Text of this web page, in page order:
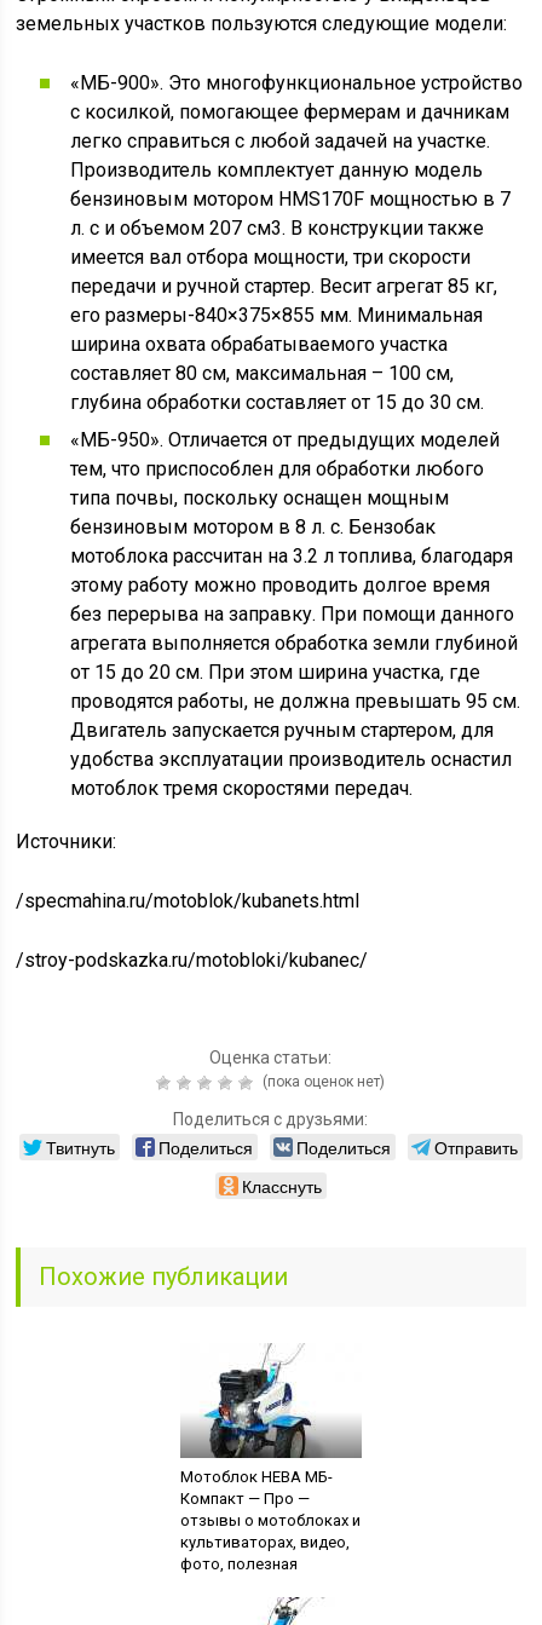
земельных участков пользуются следующие модели:
«МБ-900». Это многофункциональное устройство
с косилкой, помогающее фермерам и дачникам
легко справиться с любой задачей на участке.
Производитель комплектует данную модель
бензиновым мотором HMS170F мощностью в 7
л. с и объемом 207 см3. В конструкции также
имеется вал отбора мощности, три скорости
передачи и ручной стартер. Весит агрегат 85 кг,
его размеры-840×375×855 мм. Минимальная
ширина охвата обрабатываемого участка
составляет 80 см, максимальная – 100 см,
глубина обработки составляет от 15 до 30 см.
«МБ-950». Отличается от предыдущих моделей
тем, что приспособлен для обработки любого
типа почвы, поскольку оснащен мощным
бензиновым мотором в 8 л. с. Бензобак
мотоблока рассчитан на 3.2 л топлива, благодаря
этому работу можно проводить долгое время
без перерыва на заправку. При помощи данного
агрегата выполняется обработка земли глубиной
от 15 до 20 см. При этом ширина участка, где
проводятся работы, не должна превышать 95 см.
Двигатель запускается ручным стартером, для
удобства эксплуатации производитель оснастил
мотоблок тремя скоростями передач.
Источники:
/specmahina.ru/motoblok/kubanets.html
/stroy-podskazka.ru/motobloki/kubanec/
Оценка статьи:
(пока оценок нет)
Поделиться с друзьями:
Твитнуть Поделиться Поделиться
Отправить
Класснуть
Похожие публикации
Мотоблок НЕВА МБ-
Компакт — Про —
отзывы о мотоблоках и
культиваторах, видео,
фото, полезная